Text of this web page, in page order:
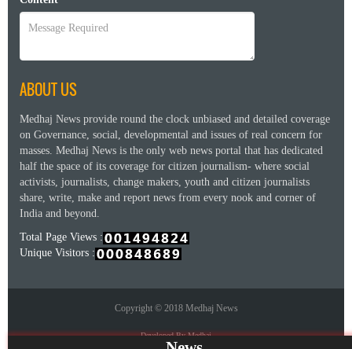
ABOUT US
Medhaj News provide round the clock unbiased and detailed coverage
on Governance, social, developmental and issues of real concern for
masses. Medhaj News is the only web news portal that has dedicated
half the space of its coverage for citizen journalism- where social
activists, journalists, change makers, youth and citizen journalists
share, write, make and report news from every nook and corner of
India and beyond.
Total Page Views :
Unique Visitors :
Copyright © 2018 Medhaj News
Developed By Medhaj